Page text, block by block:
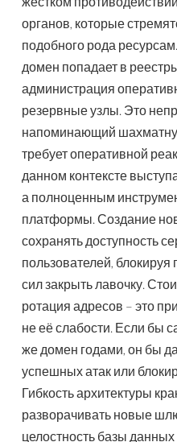
органов, которые
подобного рода
домен попадает в
администрация
резервные узлы. Это
напоминающий
требует оперативной
данном контексте
а полноценным
платформы. Создание
сохранять доступность
пользователей,
сил закрыть лавочку.
ротация адресов – это
не её слабости. Если бы
же домен годами, он бы
успешных атак или
Гибкость архитектуры
разворачивать новые
целостность базы данных